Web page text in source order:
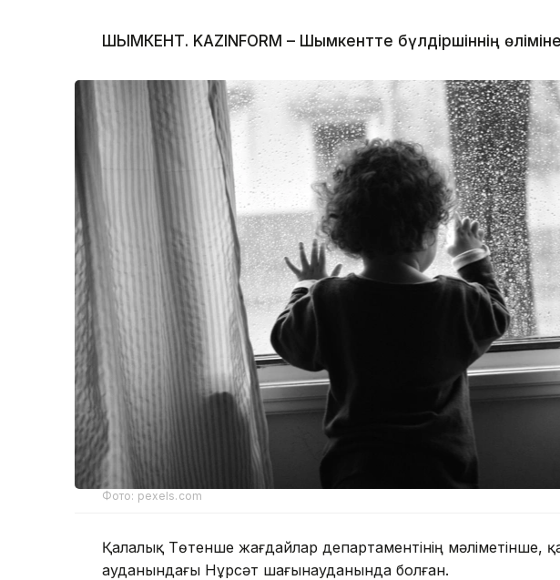
ШЫМКЕНТ. KAZINFORM – Шымкентте бүлдіршіннің
Фото: pexels.com
Қалалық Төтенше жағдайлар департаментінің мәліметінше,
ауданындағы Нұрсәт шағынауданында болған.